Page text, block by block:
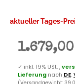
aktueller Tages-
✓ inkl. 19% USt. ,
Lieferung nach DE.